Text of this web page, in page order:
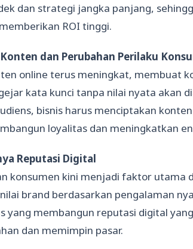
dan strategi jangka panjang,
ROI tinggi.
dan Perubahan Perilaku
online terus meningkat, membuat
kata kunci tanpa nilai nyata akan
bisnis harus menciptakan
loyalitas dan meningkatkan
Reputasi Digital
konsumen kini menjadi faktor utama
brand berdasarkan pengalaman
yang membangun reputasi digital
dan memimpin pasar.